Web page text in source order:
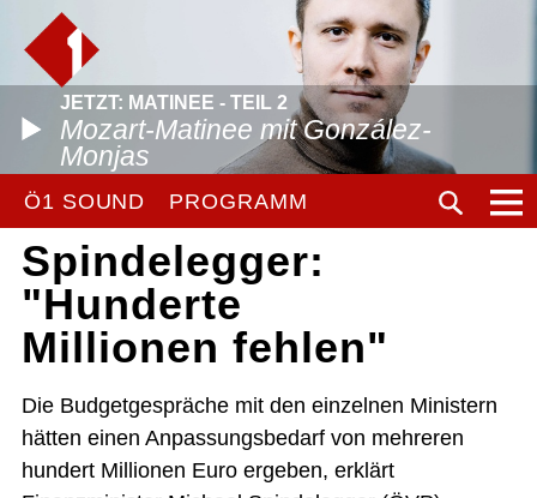
JETZT: MATINEE - TEIL 2
Mozart-Matinee mit González-
Monjas
Ö1 SOUND PROGRAMM
Spindelegger:
"Hunderte
Millionen fehlen"
Die Budgetgespräche mit den einzelnen Ministern
hätten einen Anpassungsbedarf von mehreren
hundert Millionen Euro ergeben, erklärt